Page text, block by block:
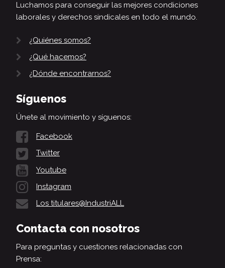
Luchamos para conseguir las mejores condiciones
laborales y derechos sindicales en todo el mundo.
¿Quiénes somos?
¿Qué hacemos?
¿Dónde encontrarnos?
Síguenos
Únete al movimiento y síguenos:
Facebook
Twitter
Youtube
Instagram
Los titulares@IndustriALL
Contacta con nosotros
Para preguntas y cuestiones relacionadas con
Prensa: